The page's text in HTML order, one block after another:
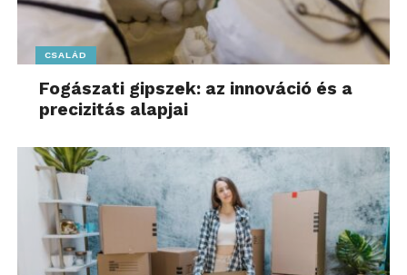
CSALÁD
Fogászati gipszek: az innováció és a
precizitás alapjai